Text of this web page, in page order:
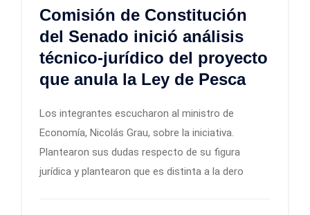
Comisión de Constitución
del Senado inició análisis
técnico-jurídico del proyecto
que anula la Ley de Pesca
Los integrantes escucharon al ministro de
Economía, Nicolás Grau, sobre la iniciativa.
Plantearon sus dudas respecto de su figura
jurídica y plantearon que es distinta a la dero